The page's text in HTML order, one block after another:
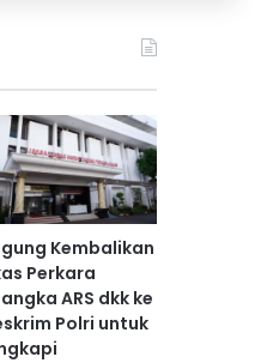
Kembalikan
Perkara
ARS dkk ke
Polri untuk